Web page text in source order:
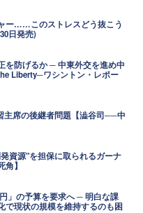
ー……このストレスどう抜こう
日発売)
を防げるか ─ 中東外交を進め中
Liberty─ワシントン・レポー
主席の後継者問題【澁谷司──中
資源"を担保に取られるガーナ
】
」の予算を要求へ ─ 明白な課
で現状の規模を維持するのも困